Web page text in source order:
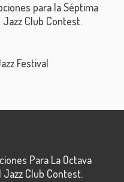
para la Séptima
Club Contest.
Festival
Para La Octava
Club Contest.